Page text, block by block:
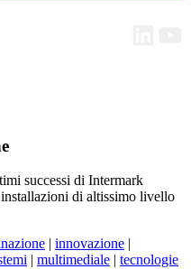
successi di Intermark
di altissimo livello
| innovazione |
| multimediale | tecnologie